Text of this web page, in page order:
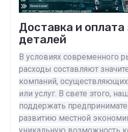
Доставка и
деталей
В условиях современного
расходы составляют
компаний,
или услуг. В свете этого,
поддержать
развитию местной